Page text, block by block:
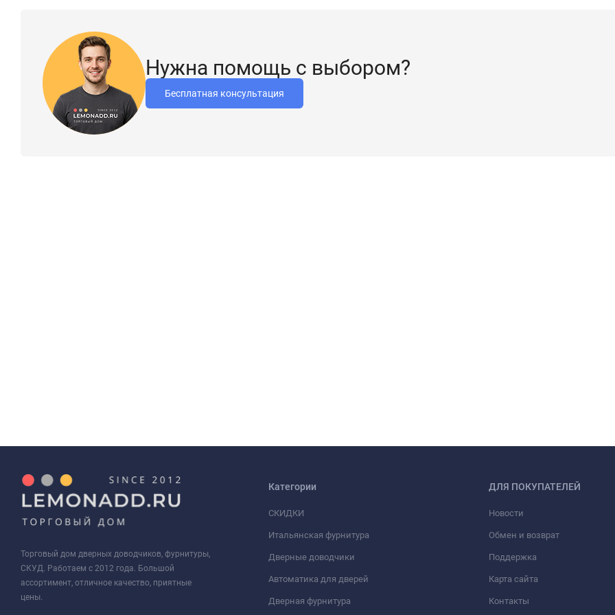
Защита от отмычек: стопорные пины в форме "гантели"
Положение покоя кулачка - 30° относительно профиля цилиндра, для предотвращения выхода цилиндра из ключевого
защиты от его выбивания
Корпус цилиндра изготовлен из латуни; сердцевина: латунь
Ключ латунный: поставляется с 3 ключами
Нужна помощь с выбором?
Бесплатная консультация
Торговый дом дверных доводчиков, фурнитуры,
СКУД. Работаем с 2012 года. Большой
ассортимент, отличное качество, приятные
цены.
Категории
СКИДКИ
Итальянская фурнитура
Дверные доводчики
Автоматика для дверей
Дверная фурнитура
ДЛЯ ПОКУПАТЕЛЕЙ
Новости
Обмен и возврат
Поддержка
Карта сайта
Контакты